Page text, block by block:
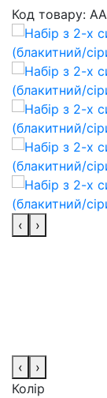
Код товару:
‹ ›
‹
›
Колір